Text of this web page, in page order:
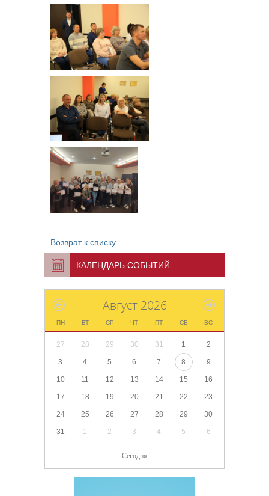
Возврат к списку
КАЛЕНДАРЬ СОБЫТИЙ
Август 2026
ПН ВТ СР ЧТ ПТ СБ ВС
27 28 29 30 31 1 2
3 4 5 6 7 8 9
10 11 12 13 14 15 16
17 18 19 20 21 22 23
24 25 26 27 28 29 30
31 1 2 3 4 5 6
Сегодня